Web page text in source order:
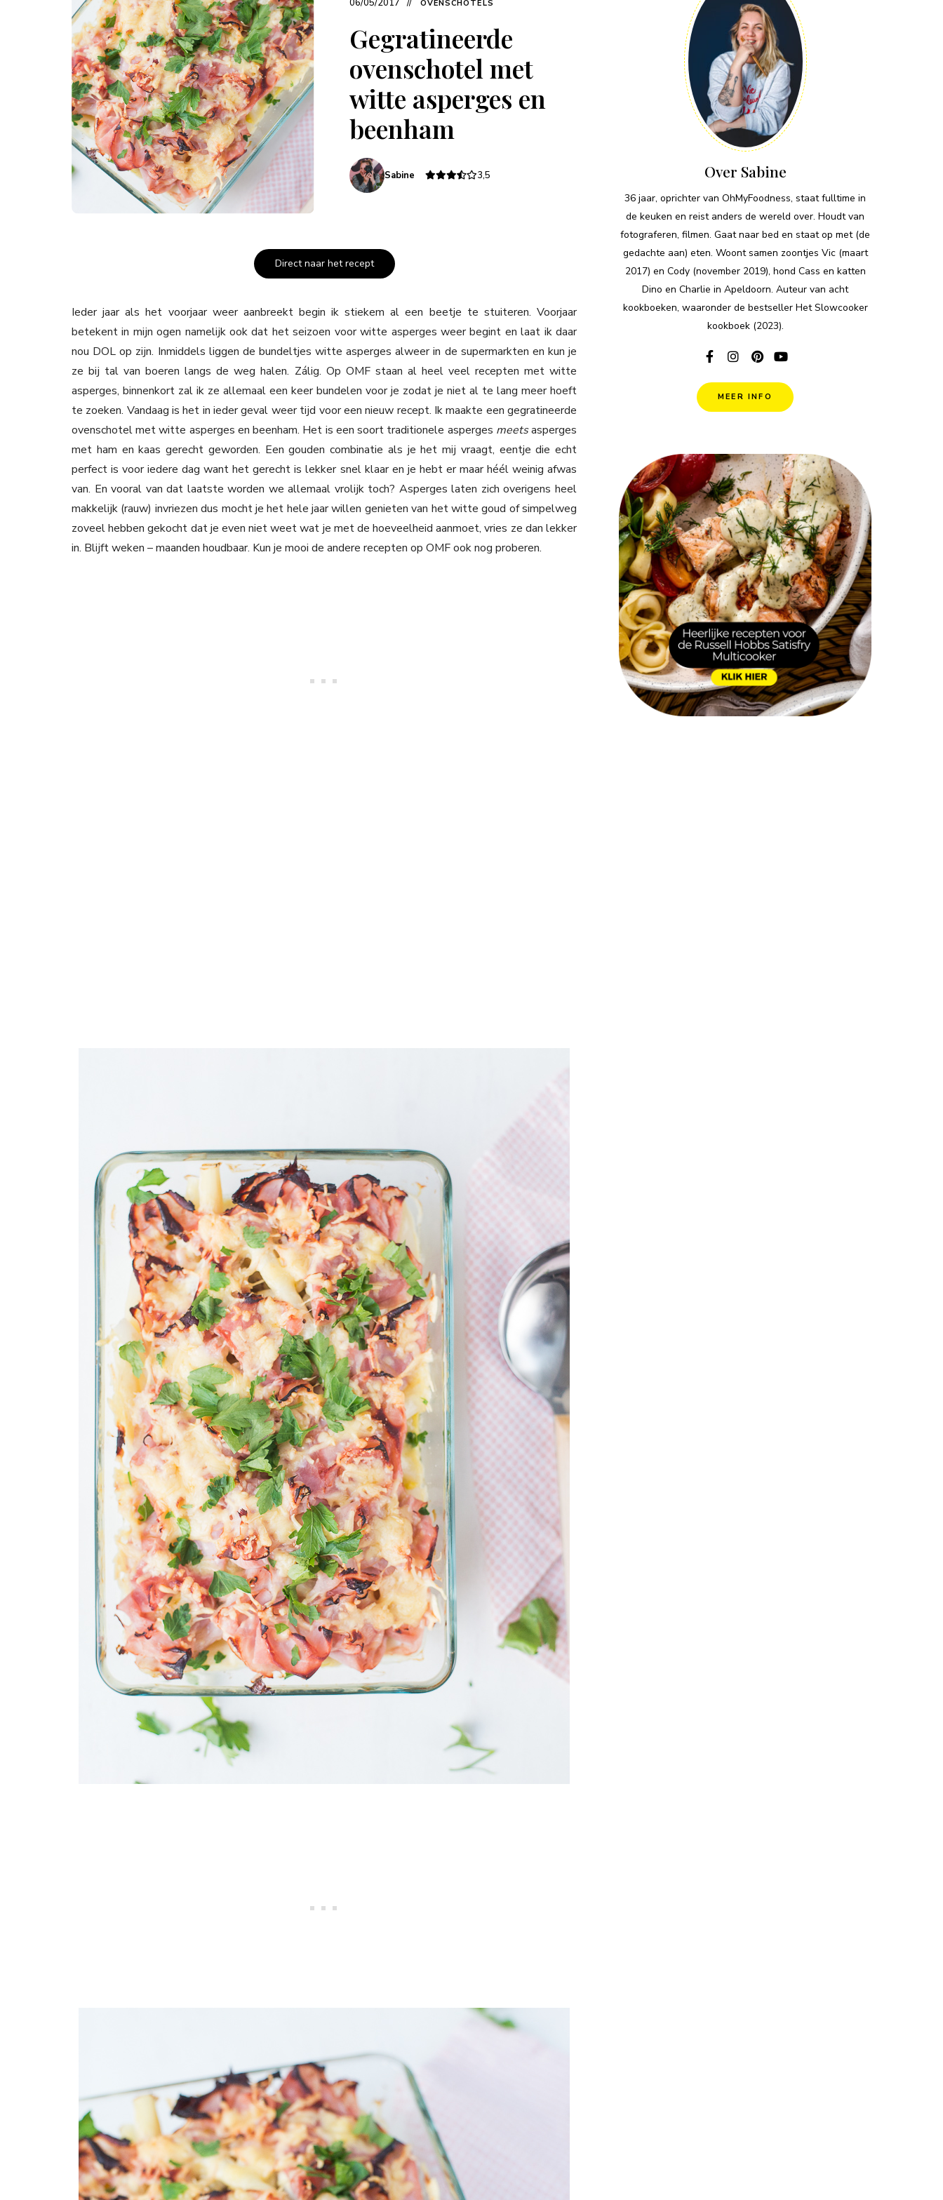
06/05/2017 OVENSCHOTELS
Gegratineerde
ovenschotel met
witte asperges en
beenham
Sabine 3,5
Direct naar het recept
Ieder jaar als het voorjaar weer aanbreekt begin ik stiekem al een beetje te stuiteren. Voorjaar
betekent in mijn ogen namelijk ook dat het seizoen voor witte asperges weer begint en laat ik daar
nou DOL op zijn. Inmiddels liggen de bundeltjes witte asperges alweer in de supermarkten en kun je
ze bij tal van boeren langs de weg halen. Zálig. Op OMF staan al heel veel recepten met witte
asperges, binnenkort zal ik ze allemaal een keer bundelen voor je zodat je niet al te lang meer hoeft
te zoeken. Vandaag is het in ieder geval weer tijd voor een nieuw recept. Ik maakte een gegratineerde
ovenschotel met witte asperges en beenham. Het is een soort traditionele asperges meetsasperges
met ham en kaas gerecht geworden. Een gouden combinatie als je het mij vraagt, eentje die echt
perfect is voor iedere dag want het gerecht is lekker snel klaar en je hebt er maar héél weinig afwas
van. En vooral van dat laatste worden we allemaal vrolijk toch? Asperges laten zich overigens heel
makkelijk (rauw) invriezen dus mocht je het hele jaar willen genieten van het witte goud of simpelweg
zoveel hebben gekocht dat je even niet weet wat je met de hoeveelheid aanmoet, vries ze dan lekker
in. Blijft weken – maanden houdbaar. Kun je mooi de andere recepten op OMF ook nog proberen.
Over Sabine
36 jaar, oprichter van OhMyFoodness, staat fulltime in
de keuken en reist anders de wereld over. Houdt van
fotograferen, filmen. Gaat naar bed en staat op met (de
gedachte aan) eten. Woont samen zoontjes Vic (maart
2017) en Cody (november 2019), hond Cass en katten
Dino en Charlie in Apeldoorn. Auteur van acht
kookboeken, waaronder de bestseller Het Slowcooker
kookboek (2023).
MEER INFO